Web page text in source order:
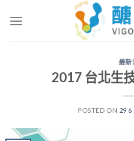
最新
2017 台北生
POSTED ON 29 6